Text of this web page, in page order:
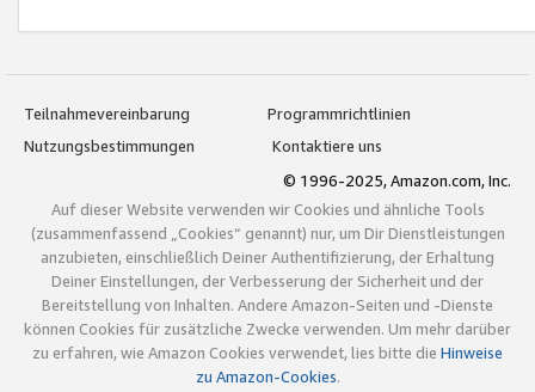
Teilnahmevereinbarung
Programmrichtlinien
Nutzungsbestimmungen
Kontaktiere uns
© 1996-2025, Amazon.com, Inc.
Auf dieser Website verwenden wir Cookies und ähnliche Tools
(zusammenfassend „Cookies“ genannt) nur, um Dir Dienstleistungen
anzubieten, einschließlich Deiner Authentifizierung, der Erhaltung
Deiner Einstellungen, der Verbesserung der Sicherheit und der
Bereitstellung von Inhalten. Andere Amazon-Seiten und -Dienste
können Cookies für zusätzliche Zwecke verwenden. Um mehr darüber
zu erfahren, wie Amazon Cookies verwendet, lies bitte die Hinweise
zu Amazon-Cookies.